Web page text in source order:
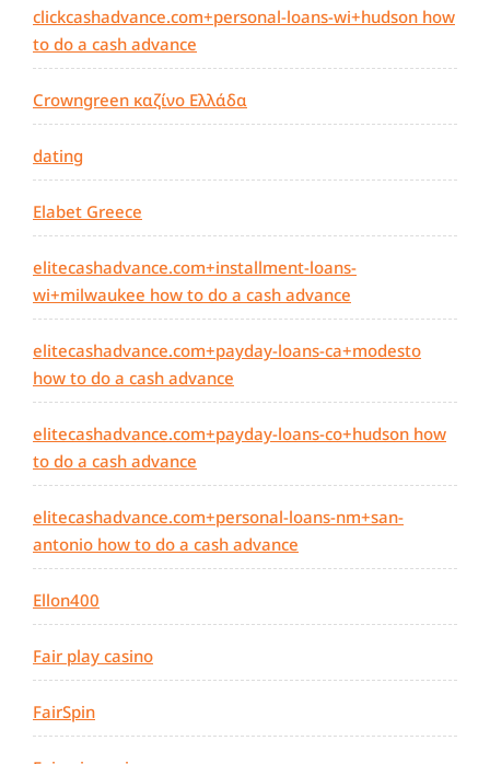
clickcashadvance.com+personal-loans-wi+hudson how
to do a cash advance
Crowngreen καζίνο Ελλάδα
dating
Elabet Greece
elitecashadvance.com+installment-loans-
wi+milwaukee how to do a cash advance
elitecashadvance.com+payday-loans-ca+modesto
how to do a cash advance
elitecashadvance.com+payday-loans-co+hudson how
to do a cash advance
elitecashadvance.com+personal-loans-nm+san-
antonio how to do a cash advance
Ellon400
Fair play casino
FairSpin